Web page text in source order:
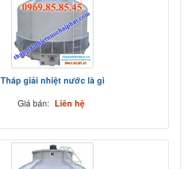
Tháp giải nhiệt nước là gì
Giá bán: Liên hệ